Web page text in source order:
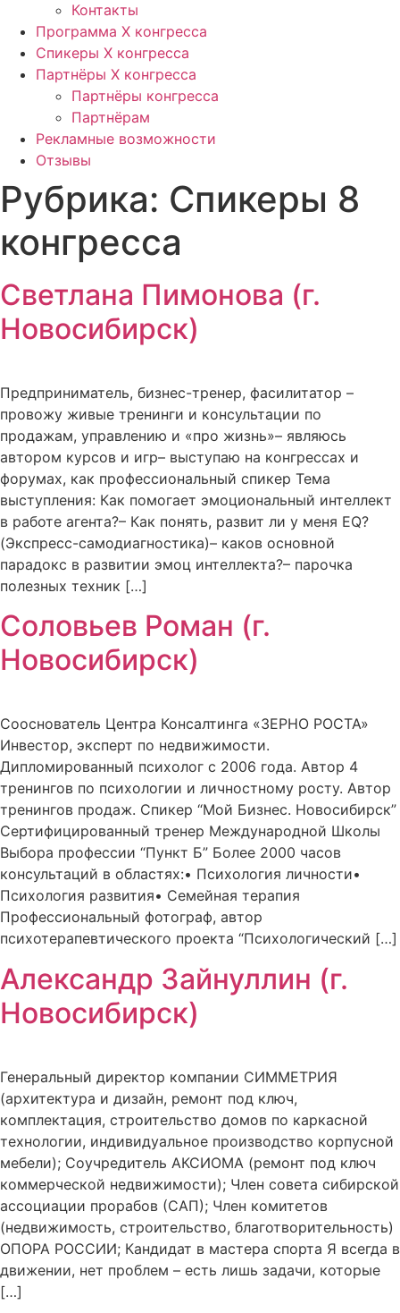
Контакты
Программа Х конгресса
Спикеры X конгресса
Партнёры X конгресса
Партнёры конгресса
Партнёрам
Рекламные возможности
Отзывы
Рубрика: Спикеры 8
конгресса
Светлана Пимонова (г.
Новосибирск)
Предприниматель, бизнес-тренер, фасилитатор –
провожу живые тренинги и консультации по
продажам, управлению и «про жизнь»– ⁠являюсь
автором курсов и игр– ⁠выступаю на конгрессах и
форумах, как профессиональный спикер Тема
выступления: Как помогает эмоциональный интеллект
в работе агента?– Как понять, развит ли у меня EQ?
(Экспресс-самодиагностика)– ⁠каков основной
парадокс в развитии эмоц интеллекта?– ⁠парочка
полезных техник […]
Соловьев Роман (г.
Новосибирск)
Сооснователь Центра Консалтинга «ЗЕРНО РОСТА»
Инвестор, эксперт по недвижимости.
Дипломированный психолог с 2006 года. Автор 4
тренингов по психологии и личностному росту. Автор
тренингов продаж. Спикер “Мой Бизнес. Новосибирск”
Сертифицированный тренер Международной Школы
Выбора профессии “Пункт Б” Более 2000 часов
консультаций в областях:• Психология личности•
Психология развития• Семейная терапия
Профессиональный фотограф, автор
психотерапевтического проекта “Психологический […]
Александр Зайнуллин (г.
Новосибирск)
Генеральный директор компании СИММЕТРИЯ
(архитектура и дизайн, ремонт под ключ,
комплектация, строительство домов по каркасной
технологии, индивидуальное производство корпусной
мебели); Соучредитель АКСИОМА (ремонт под ключ
коммерческой недвижимости); Член совета сибирской
ассоциации прорабов (САП); Член комитетов
(недвижимость, строительство, благотворительность)
ОПОРА РОССИИ; Кандидат в мастера спорта Я всегда в
движении, нет проблем – есть лишь задачи, которые
[…]